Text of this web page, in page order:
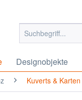
Designobjekte
Kuverts & Karten